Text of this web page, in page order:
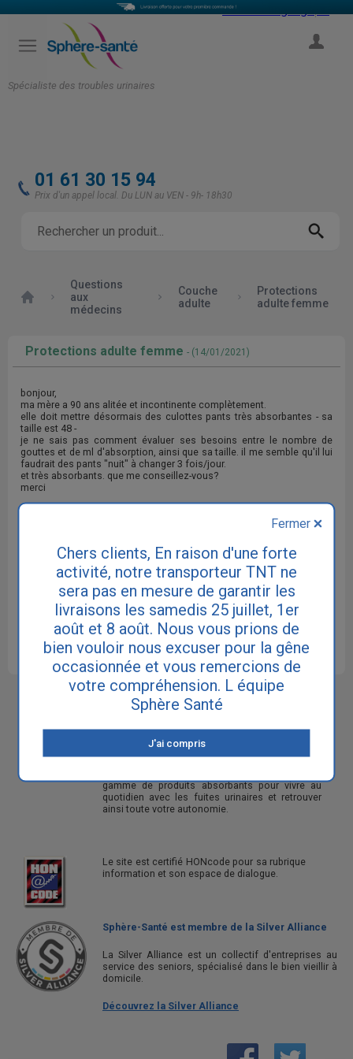
Spécialiste des troubles urinaires
Select Language
01 61 30 15 94
Prix d'un appel local. Du LUN au VEN - 9h- 18h30
Accueil
Questions
aux
médecins
Couche
adulte
Protections
adulte femme
Protections adulte femme - (14/01/2021)
bonjour,
ma mère a 90 ans alitée et incontinente complètement.
elle doit mettre désormais des culottes pants très absorbantes - sa
taille est 48 -
je ne sais pas comment évaluer ses besoins entre le nombre de
gouttes et de ml d'absorption, ainsi que sa taille. il me semble qu'il lui
faudrait des pants "nuit" à changer 3 fois/jour.
et très absorbants. que me conseillez-vous?
merci
Cette réponse ne remplace pas le diagnostic de votre
médecin. Consultez votre médecin traitant ou un médecin
spécialiste urologue ou gynécologue si vous souffrez
d'incontinence.
Sphère Santé est le site N°1 pour
l'incontinence et les fuites urinaires.
Notre philosophie est de vous apporter à la fois
une information exhaustive sur les causes et les
traitements de cette pathologie touchant 5
gamme de produits absorbants pour vivre au
quotidien avec les fuites urinaires et retrouver
ainsi toute votre autonomie.
Le site est certifié HONcode pour sa rubrique
information et son espace de dialogue.
Sphère-Santé est membre de la Silver Alliance
La Silver Alliance est un collectif d'entreprises au
service des seniors, spécialisé dans le bien vieillir à
domicile.
Découvrez la Silver Alliance
Chers clients, En raison d'une forte
activité, notre transporteur TNT ne
sera pas en mesure de garantir les
livraisons les samedis 25 juillet, 1er
août et 8 août. Nous vous prions de
bien vouloir nous excuser pour la gêne
occasionnée et vous remercions de
votre compréhension. L équipe
Sphère Santé
J'ai compris
Fermer